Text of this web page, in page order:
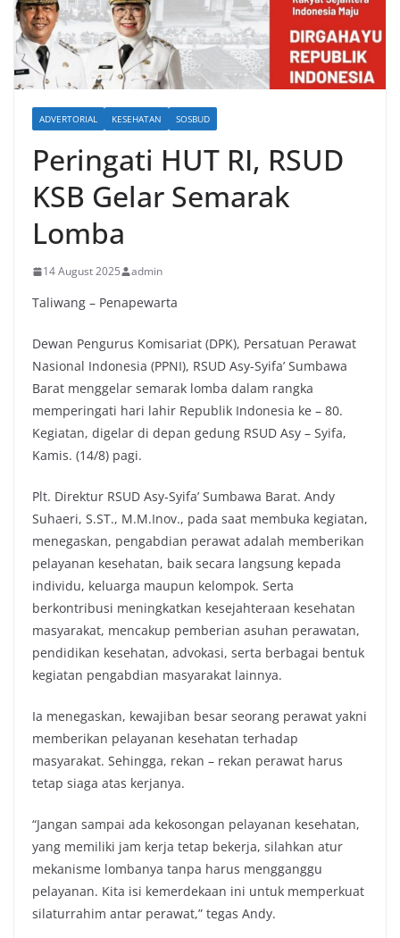
ADVERTORIAL KESEHATAN SOSBUD
Peringati HUT RI, RSUD
KSB Gelar Semarak
Lomba
14 August 2025 admin
Taliwang – Penapewarta
Dewan Pengurus Komisariat (DPK), Persatuan Perawat
Nasional Indonesia (PPNI), RSUD Asy-Syifa’ Sumbawa
Barat menggelar semarak lomba dalam rangka
memperingati hari lahir Republik Indonesia ke – 80.
Kegiatan, digelar di depan gedung RSUD Asy – Syifa,
Kamis. (14/8) pagi.
Plt. Direktur RSUD Asy-Syifa’ Sumbawa Barat. Andy
Suhaeri, S.ST., M.M.Inov., pada saat membuka kegiatan,
menegaskan, pengabdian perawat adalah memberikan
pelayanan kesehatan, baik secara langsung kepada
individu, keluarga maupun kelompok. Serta
berkontribusi meningkatkan kesejahteraan kesehatan
masyarakat, mencakup pemberian asuhan perawatan,
pendidikan kesehatan, advokasi, serta berbagai bentuk
kegiatan pengabdian masyarakat lainnya.
Ia menegaskan, kewajiban besar seorang perawat yakni
memberikan pelayanan kesehatan terhadap
masyarakat. Sehingga, rekan – rekan perawat harus
tetap siaga atas kerjanya.
“Jangan sampai ada kekosongan pelayanan kesehatan,
yang memiliki jam kerja tetap bekerja, silahkan atur
mekanisme lombanya tanpa harus mengganggu
pelayanan. Kita isi kemerdekaan ini untuk memperkuat
silaturrahim antar perawat,” tegas Andy.